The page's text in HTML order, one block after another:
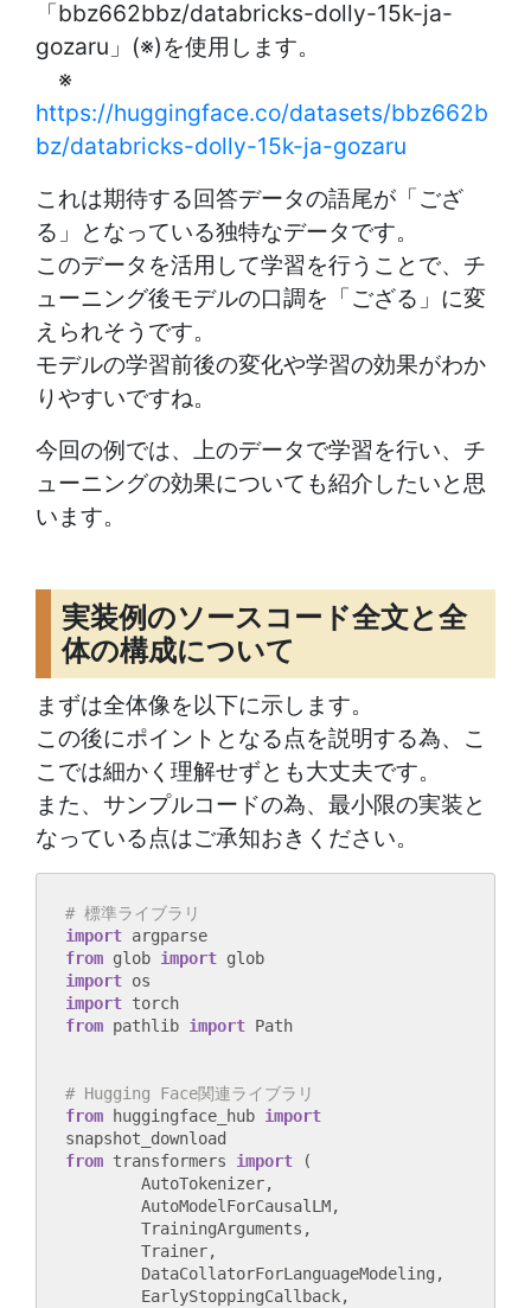
「bbz662bbz/databricks-dolly-15k-ja-
gozaru」(※)を使用します。
※
https://huggingface.co/datasets/bbz662b
bz/databricks-dolly-15k-ja-gozaru
これは期待する回答データの語尾が「ござ
る」となっている独特なデータです。
このデータを活用して学習を行うことで、チ
ューニング後モデルの口調を「ござる」に変
えられそうです。
モデルの学習前後の変化や学習の効果がわか
りやすいですね。
今回の例では、上のデータで学習を行い、チ
ューニングの効果についても紹介したいと思
います。
実装例のソースコード全文と全
体の構成について
まずは全体像を以下に示します。
この後にポイントとなる点を説明する為、こ
こでは細かく理解せずとも大丈夫です。
また、サンプルコードの為、最小限の実装と
なっている点はご承知おきください。
# 標準ライブラリ
import
from glob import
import
import
from pathlib import
# Hugging Face関連ライブラリ
from huggingface_hub import
from transformers import (
AutoTokenizer,
AutoModelForCausalLM,
TrainingArguments,
Trainer,
DataCollatorForLanguageModeling,
EarlyStoppingCallback,